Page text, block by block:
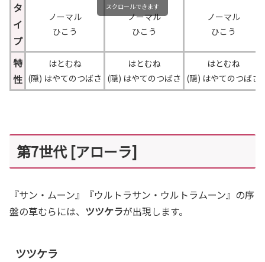
タ
イ
プ
ノーマル
ひこう
ノーマル
ひこう
ノーマル
ひこう
特
性
はとむね
(隠) はやてのつばさ
はとむね
(隠) はやてのつばさ
はとむね
(隠) はやてのつばさ
スクロールできます
第7世代 [アローラ]
『サン・ムーン』『ウルトラサン・ウルトラムーン』の序
盤の草むらには、 ツツケラが出現します。
ツツケラ